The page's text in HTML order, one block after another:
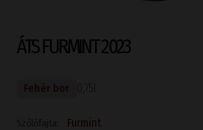
ÁTS FURMINT 2023
Furmint